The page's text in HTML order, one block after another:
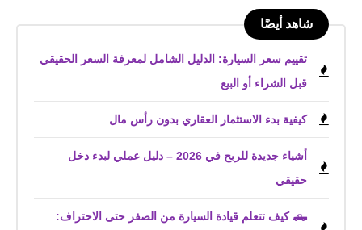
شاهد أيضًا
تقييم سعر السيارة: الدليل الشامل لمعرفة السعر الحقيقي
قبل الشراء أو البيع
كيفية بدء الاستثمار العقاري بدون رأس مال
أشياء جديدة للربح في 2026 – دليل عملي لبدء دخل
حقيقي
🛻 كيف تتعلم قيادة السيارة من الصفر حتى الاحتراف: